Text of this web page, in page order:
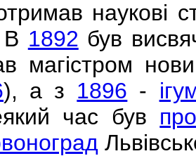
наукові
В 1892 був
магістром
), а з 1896 -
час був